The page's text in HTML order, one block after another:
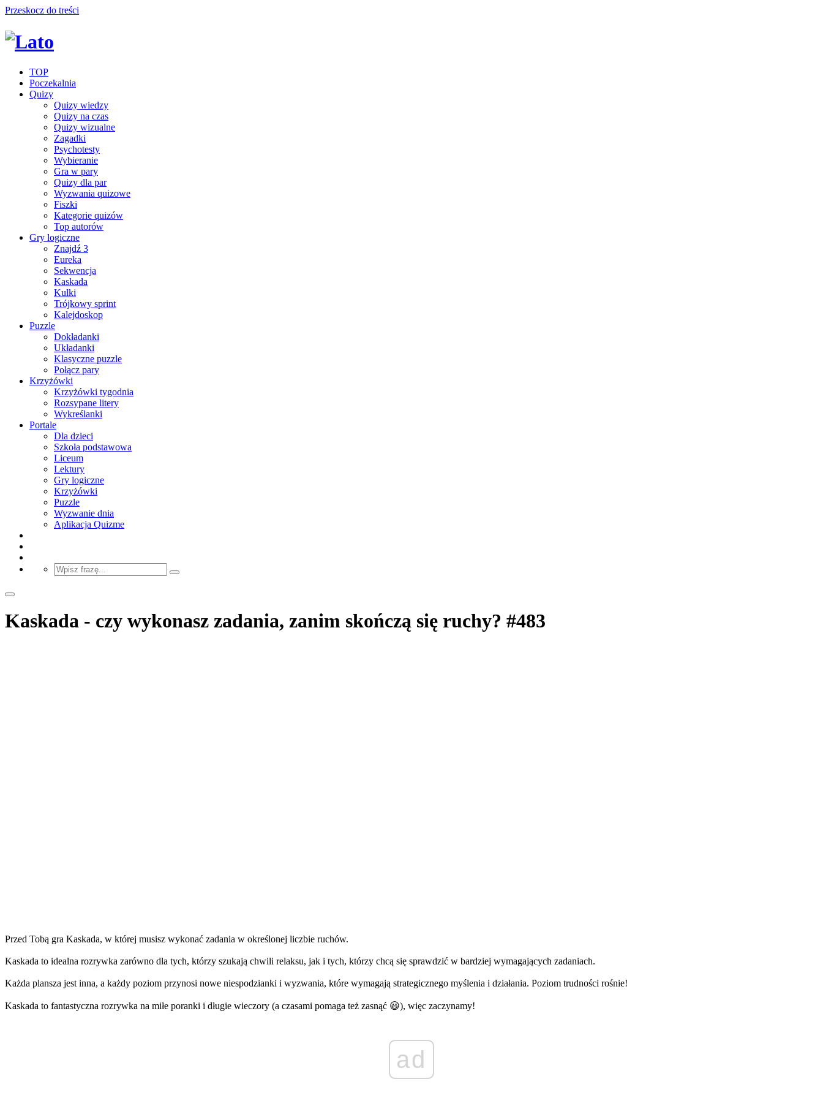
Przeskocz do treści
TOP
Poczekalnia
Quizy
Quizy wiedzy
Quizy na czas
Quizy wizualne
Zagadki
Psychotesty
Wybieranie
Gra w pary
Quizy dla par
Wyzwania quizowe
Fiszki
Kategorie quizów
Top autorów
Gry logiczne
Znajdź 3
Eureka
Sekwencja
Kaskada
Kulki
Trójkowy sprint
Kalejdoskop
Puzzle
Dokładanki
Układanki
Klasyczne puzzle
Połącz pary
Krzyżówki
Krzyżówki tygodnia
Rozsypane litery
Wykreślanki
Portale
Dla dzieci
Szkoła podstawowa
Liceum
Lektury
Gry logiczne
Krzyżówki
Puzzle
Wyzwanie dnia
Aplikacja Quizme
Kaskada - czy wykonasz zadania, zanim skończą się ruchy? #483
Przed Tobą gra Kaskada, w której musisz wykonać zadania w określonej liczbie ruchów.
Kaskada to idealna rozrywka zarówno dla tych, którzy szukają chwili relaksu, jak i tych, którzy chcą się sprawdzić w bardziej wymagających zadaniach.
Każda plansza jest inna, a każdy poziom przynosi nowe niespodzianki i wyzwania, które wymagają strategicznego myślenia i działania. Poziom trudności rośnie!
Kaskada to fantastyczna rozrywka na miłe poranki i długie wieczory (a czasami pomaga też zasnąć 😃), więc zaczynamy!
ad